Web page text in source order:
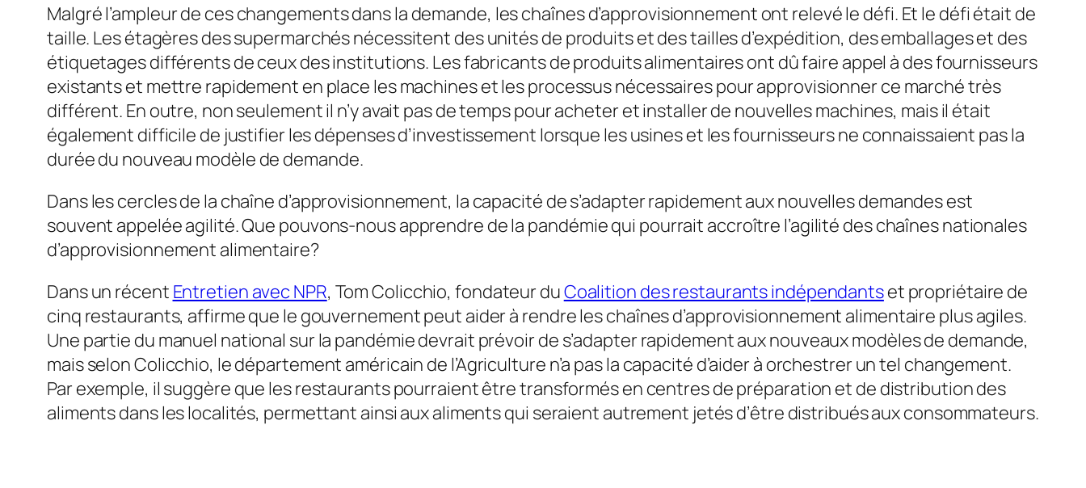
Malgré l’ampleur de ces changements dans la demande, les chaînes d’approvisionnement ont relevé le défi. Et le défi était de
taille. Les étagères des supermarchés nécessitent des unités de produits et des tailles d’expédition, des emballages et des
étiquetages différents de ceux des institutions. Les fabricants de produits alimentaires ont dû faire appel à des fournisseurs
existants et mettre rapidement en place les machines et les processus nécessaires pour approvisionner ce marché très
différent. En outre, non seulement il n’y avait pas de temps pour acheter et installer de nouvelles machines, mais il était
également difficile de justifier les dépenses d’investissement lorsque les usines et les fournisseurs ne connaissaient pas la
durée du nouveau modèle de demande.
Dans les cercles de la chaîne d’approvisionnement, la capacité de s’adapter rapidement aux nouvelles demandes est
souvent appelée agilité. Que pouvons-nous apprendre de la pandémie qui pourrait accroître l’agilité des chaînes nationales
d’approvisionnement alimentaire?
Dans un récent Entretien avec NPR, Tom Colicchio, fondateur duCoalition des restaurants indépendantset propriétaire de
cinq restaurants, affirme que le gouvernement peut aider à rendre les chaînes d’approvisionnement alimentaire plus agiles.
Une partie du manuel national sur la pandémie devrait prévoir de s’adapter rapidement aux nouveaux modèles de demande,
mais selon Colicchio, le département américain de l’Agriculture n’a pas la capacité d’aider à orchestrer un tel changement.
Par exemple, il suggère que les restaurants pourraient être transformés en centres de préparation et de distribution des
aliments dans les localités, permettant ainsi aux aliments qui seraient autrement jetés d’être distribués aux consommateurs.